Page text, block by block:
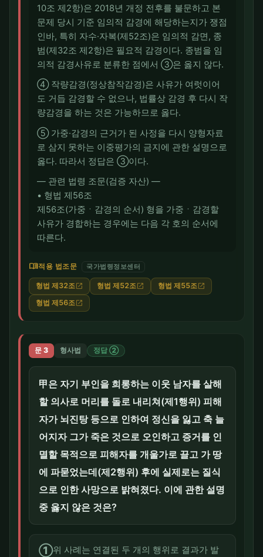
10조 제2항)은 2018년 개정 전후를 불문하고 본
문제 당시 기준 임의적 감경에 해당하는지가 쟁점
인바, 특히 자수·자복(제52조)은 임의적 감면, 종
범(제32조 제2항)은 필요적 감경이다. 종범을 임
의적 감경사유로 분류한 점에서 ③은 옳지 않다.
④ 작량감경(정상참작감경)은 사유가 여럿이어
도 거듭 감경할 수 없으나, 법률상 감경 후 다시 작
량감경을 하는 것은 가능하므로 옳다.
⑤ 가중·감경의 근거가 된 사정을 다시 양형자료
로 삼지 못하는 이중평가의 금지에 관한 설명으로
옳다. 따라서 정답은 ③이다.
― 관련 법령 조문(검증 자산) ―
• 형법 제56조
제56조(가중ㆍ감경의 순서) 형을 가중ㆍ감경할
사유가 경합하는 경우에는 다음 각 호의 순서에
따른다.
menu_book적용 법조문 국가법령정보센터
형법 제32조 open_in_new 형법 제52조 open_in_new 형법 제55조 open_in_new
형법 제56조 open_in_new
문 3 형사법 정답 ②
甲은 자기 부인을 희롱하는 이웃 남자를 살해
할 의사로 머리를 돌로 내리쳐(제1행위) 피해
자가 뇌진탕 등으로 인하여 정신을 잃고 축 늘
어지자 그가 죽은 것으로 오인하고 증거를 인
멸할 목적으로 피해자를 개울가로 끌고 가 땅
에 파묻었는데(제2행위) 후에 실제로는 질식
으로 인한 사망으로 밝혀졌다. 이에 관한 설명
중 옳지 않은 것은?
①위 사례는 연결된 두 개의 행위로 결과가 발